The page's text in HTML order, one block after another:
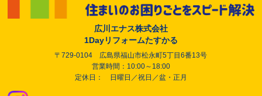
広川エナス株式会社
1Dayリフォームたすかる
〒729-0104 広島県福山市松永町5丁目6番13号
営業時間：10:00～18:00
定休日： 日曜日／祝日／盆・正月